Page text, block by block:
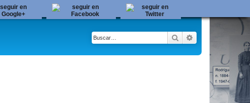
Buscar Búsqueda